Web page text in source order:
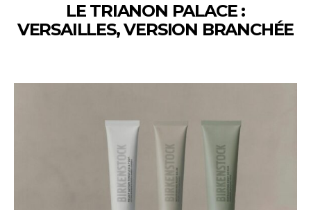
LE TRIANON PALACE :
VERSAILLES, VERSION BRANCHÉE